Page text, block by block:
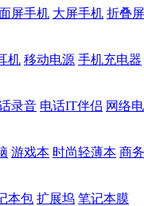
屏手机 大屏手机 折叠
机 移动电源 手机充电器
录音 电话IT伴侣 网络
游戏本 时尚轻薄本 商
本包 扩展坞 笔记本膜